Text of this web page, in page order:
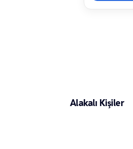
Alakalı Kişiler
Merve Üçer